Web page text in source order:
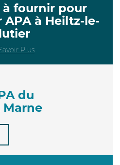
à fournir pour
à Heiltz-le-
Plus
du